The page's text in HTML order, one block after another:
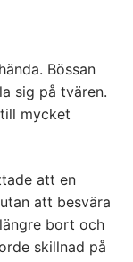
Bössan
sig på tvären.
mycket
att en
att besvära
bort och
skillnad på